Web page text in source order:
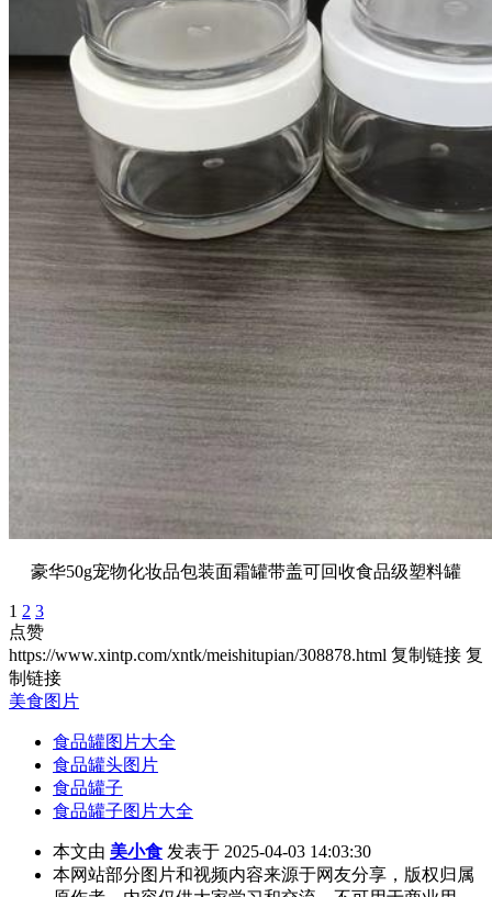
豪华50g宠物化妆品包装面霜罐带盖可回收食品级塑料罐
1 2 3
点赞
https://www.xintp.com/xntk/meishitupian/308878.html 复制链接 复
制链接
美食图片
食品罐图片大全
食品罐头图片
食品罐子
食品罐子图片大全
本文由 美小食 发表于 2025-04-03 14:03:30
本网站部分图片和视频内容来源于网友分享，版权归属